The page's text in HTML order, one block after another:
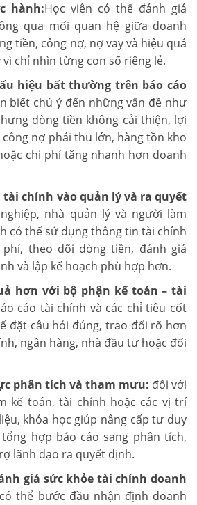
hành:Học viên có thể đánh giá
qua mối quan hệ giữa doanh
tiền, công nợ, nợ vay và hiệu quả
chỉ nhìn từng con số riêng lẻ.
hiệu bất thường trên báo cáo
biết chú ý đến những vấn đề như
dòng tiền không cải thiện, lợi
nợ phải thu lớn, hàng tồn kho
chi phí tăng nhanh hơn doanh
tài chính vào quản lý và ra quyết
nhà quản lý và người làm
có thể sử dụng thông tin tài chính
theo dõi dòng tiền, đánh giá
và lập kế hoạch phù hợp hơn.
hơn với bộ phận kế toán – tài
cáo tài chính và các chỉ tiêu cốt
đặt câu hỏi đúng, trao đổi rõ hơn
ngân hàng, nhà đầu tư hoặc đối
phân tích và tham mưu: đối với
kế toán, tài chính hoặc các vị trí
khóa học giúp nâng cấp tư duy
hợp báo cáo sang phân tích,
lãnh đạo ra quyết định.
giá sức khỏe tài chính doanh
thể bước đầu nhận định doanh